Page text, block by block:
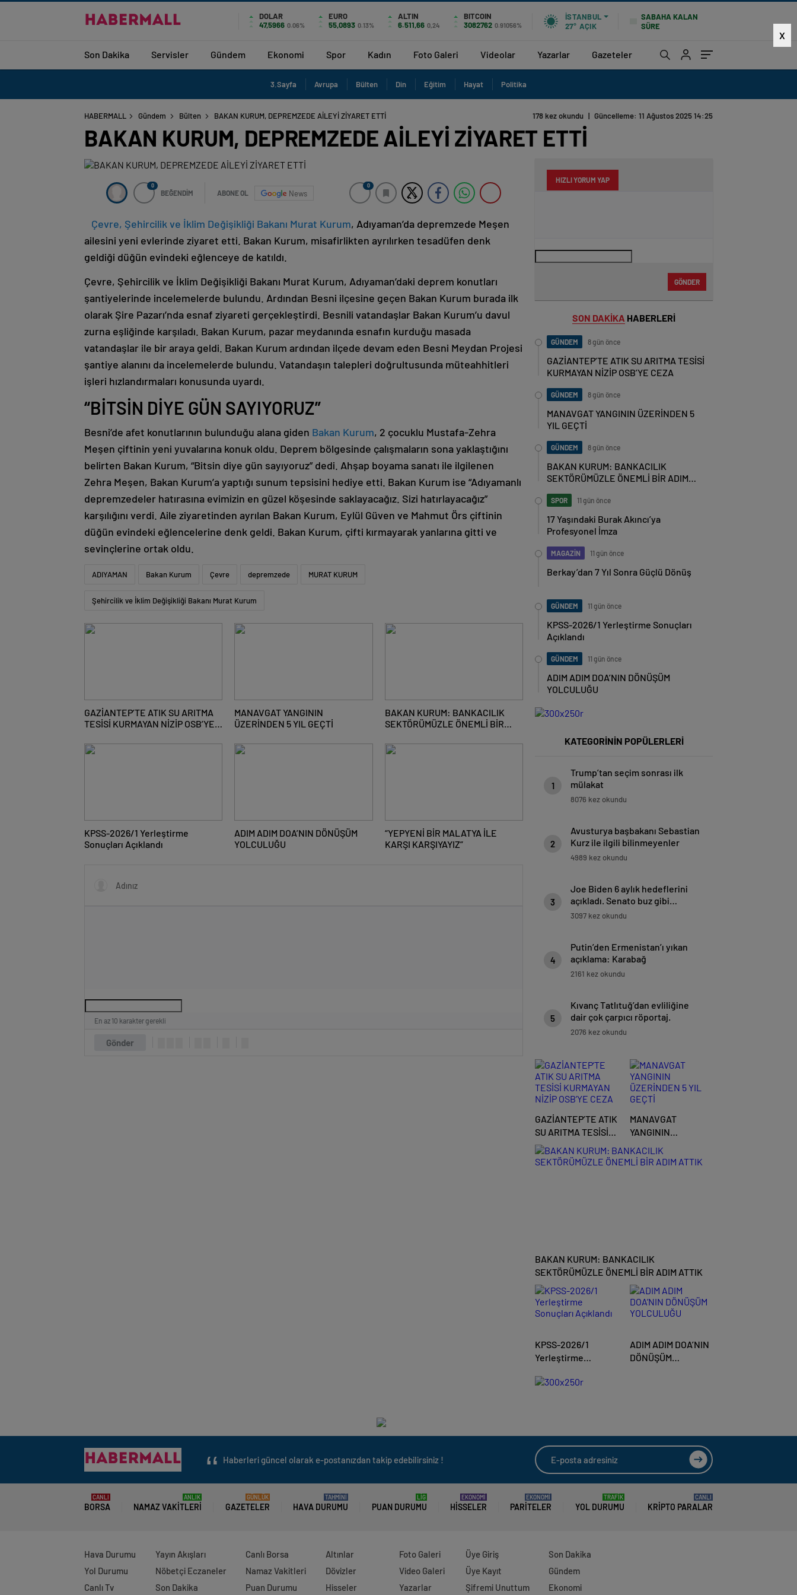
DOLAR
47,5966 0.06%
EURO
55,0893 0.13%
ALTIN
6.511,66 0,24
BITCOIN
3082762 0.91056%
İSTANBUL
27° AÇIK
SABAHA KALAN
SÜRE
Son Dakika Servisler Gündem Ekonomi Spor Kadın Foto Galeri Videolar Yazarlar Gazeteler
X
3.Sayfa Avrupa Bülten Din Eğitim Hayat Politika
HABERMALL Gündem Bülten BAKAN KURUM, DEPREMZEDE AİLEYİ ZİYARET ETTİ 178 kez okundu | Güncelleme: 11 Ağustos 2025 14:25
BAKAN KURUM, DEPREMZEDE AİLEYİ ZİYARET ETTİ
0
BEĞENDİM ABONE OL News
0
Çevre, Şehircilik ve İklim Değişikliği Bakanı Murat Kurum, Adıyaman’da depremzede Meşen
ailesini yeni evlerinde ziyaret etti. Bakan Kurum, misafirlikten ayrılırken tesadüfen denk
geldiği düğün evindeki eğlenceye de katıldı.
Çevre, Şehircilik ve İklim Değişikliği Bakanı Murat Kurum, Adıyaman’daki deprem konutları
şantiyelerinde incelemelerde bulundu. Ardından Besni ilçesine geçen Bakan Kurum burada ilk
olarak Şire Pazarı’nda esnaf ziyareti gerçekleştirdi. Besnili vatandaşlar Bakan Kurum’u davul
zurna eşliğinde karşıladı. Bakan Kurum, pazar meydanında esnafın kurduğu masada
vatandaşlar ile bir araya geldi. Bakan Kurum ardından ilçede devam eden Besni Meydan Projesi
şantiye alanını da incelemelerde bulundu. Vatandaşın talepleri doğrultusunda müteahhitleri
işleri hızlandırmaları konusunda uyardı.
“BİTSİN DİYE GÜN SAYIYORUZ”
Besni’de afet konutlarının bulunduğu alana giden Bakan Kurum, 2 çocuklu Mustafa-Zehra
Meşen çiftinin yeni yuvalarına konuk oldu. Deprem bölgesinde çalışmaların sona yaklaştığını
belirten Bakan Kurum, “Bitsin diye gün sayıyoruz” dedi. Ahşap boyama sanatı ile ilgilenen
Zehra Meşen, Bakan Kurum’a yaptığı sunum tepsisini hediye etti. Bakan Kurum ise “Adıyamanlı
depremzedeler hatırasına evimizin en güzel köşesinde saklayacağız. Sizi hatırlayacağız”
karşılığını verdi. Aile ziyaretinden ayrılan Bakan Kurum, Eylül Güven ve Mahmut Örs çiftinin
düğün evindeki eğlencelerine denk geldi. Bakan Kurum, çifti kırmayarak yanlarına gitti ve
sevinçlerine ortak oldu.
ADIYAMAN Bakan Kurum Çevre depremzede MURAT KURUM
Şehircilik ve İklim Değişikliği Bakanı Murat Kurum
GAZİANTEP’TE ATIK SU ARITMA
TESİSİ KURMAYAN NİZİP OSB’YE
MANAVGAT YANGININ
ÜZERİNDEN 5 YIL GEÇTİ
BAKAN KURUM: BANKACILIK
SEKTÖRÜMÜZLE ÖNEMLİ BİR
KPSS-2026/1 Yerleştirme
Sonuçları Açıklandı
ADIM ADIM DOA’NIN DÖNÜŞÜM
YOLCULUĞU
“YEPYENİ BİR MALATYA İLE
KARŞI KARŞIYAYIZ”
Gönder
En az 10 karakter gerekli
HIZLI YORUM YAP
GÖNDER
SON DAKİKA HABERLERİ
GÜNDEM 8 gün önce
GAZİANTEP’TE ATIK SU ARITMA TESİSİ
KURMAYAN NİZİP OSB’YE CEZA
GÜNDEM 8 gün önce
MANAVGAT YANGININ ÜZERİNDEN 5
YIL GEÇTİ
GÜNDEM 8 gün önce
BAKAN KURUM: BANKACILIK
SEKTÖRÜMÜZLE ÖNEMLİ BİR ADIM
SPOR 11 gün önce
17 Yaşındaki Burak Akıncı’ya
Profesyonel İmza
MAGAZİN 11 gün önce
Berkay’dan 7 Yıl Sonra Güçlü Dönüş
GÜNDEM 11 gün önce
KPSS-2026/1 Yerleştirme Sonuçları
Açıklandı
GÜNDEM 11 gün önce
ADIM ADIM DOA’NIN DÖNÜŞÜM
YOLCULUĞU
KATEGORİNİN POPÜLERLERİ
1
Trump’tan seçim sonrası ilk
mülakat
8076 kez okundu
2
Avusturya başbakanı Sebastian
Kurz ile ilgili bilinmeyenler
4989 kez okundu
3
Joe Biden 6 aylık hedeflerini
açıkladı. Senato buz gibi…
3097 kez okundu
4
Putin’den Ermenistan’ı yıkan
açıklama: Karabağ
Azerbaycan’ın ayrılmaz bir
2161 kez okundu
5
Kıvanç Tatlıtuğ’dan evliliğine
dair çok çarpıcı röportaj.
2076 kez okundu
GAZİANTEP’TE ATIK
SU ARITMA TESİSİ
KURMAYAN NİZİP
OSB’YE CEZA
MANAVGAT
YANGININ
ÜZERİNDEN 5 YIL
GEÇTİ
BAKAN KURUM: BANKACILIK
SEKTÖRÜMÜZLE ÖNEMLİ BİR ADIM ATTIK
KPSS-2026/1
Yerleştirme
ADIM ADIM DOA’NIN
DÖNÜŞÜM
Haberleri güncel olarak e-postanızdan takip edebilirsiniz !
BORSA
CANLI
NAMAZ VAKITLERI
ANLIK
GAZETELER
GÜNLÜK
HAVA DURUMU
TAHMİNİ
PUAN DURUMU
LİG
HISSELER
EKONOMİ
PARITELER
EKONOMİ
YOL DURUMU
TRAFİK
KRIPTO PARALAR
CANLI
Hava Durumu
Yol Durumu
Canlı Tv
Yayın Akışları
Nöbetçi Eczaneler
Son Dakika
Canlı Borsa
Namaz Vakitleri
Puan Durumu
Altınlar
Dövizler
Hisseler
Foto Galeri
Video Galeri
Yazarlar
Üye Giriş
Üye Kayıt
Şifremi Unuttum
Son Dakika
Gündem
Ekonomi